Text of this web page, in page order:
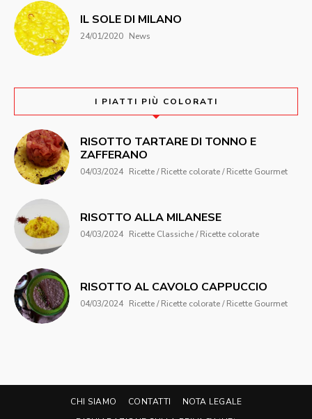
IL SOLE DI MILANO
24/01/2020 News
I PIATTI PIÙ COLORATI
RISOTTO TARTARE DI TONNO E
ZAFFERANO
04/03/2024 Ricette / Ricette colorate / Ricette Gourmet
RISOTTO ALLA MILANESE
04/03/2024 Ricette Classiche / Ricette colorate
RISOTTO AL CAVOLO CAPPUCCIO
04/03/2024 Ricette / Ricette colorate / Ricette Gourmet
CHI SIAMO CONTATTI
NOTA LEGALE